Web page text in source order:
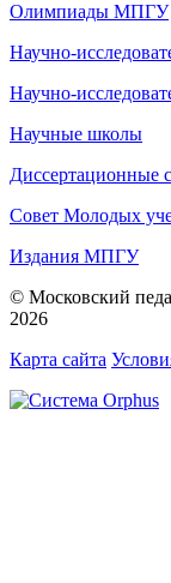
Олимпиады МПГУ
Научно-
Научно-
Научные школы
Диссертационные
Совет Молодых
Издания МПГУ
© Московский
2026
Карта сайта